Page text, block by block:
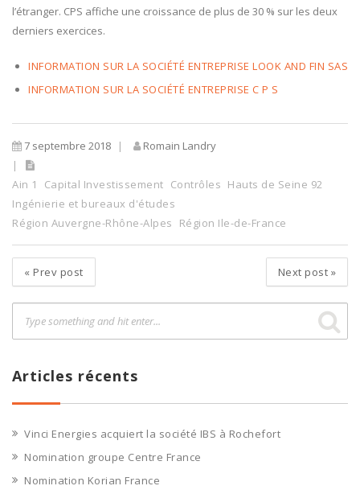
l’étranger. CPS affiche une croissance de plus de 30 % sur les deux
derniers exercices.
INFORMATION SUR LA SOCIÉTÉ ENTREPRISE LOOK AND FIN SAS
INFORMATION SUR LA SOCIÉTÉ ENTREPRISE C P S
7 septembre 2018 Romain Landry
Ain 1 Capital Investissement Contrôles Hauts de Seine 92
Ingénierie et bureaux d'études
Région Auvergne-Rhône-Alpes
Région Ile-de-France
« Prev post Next post »
Articles récents
Vinci Energies acquiert la société IBS à Rochefort
Nomination groupe Centre France
Nomination Korian France